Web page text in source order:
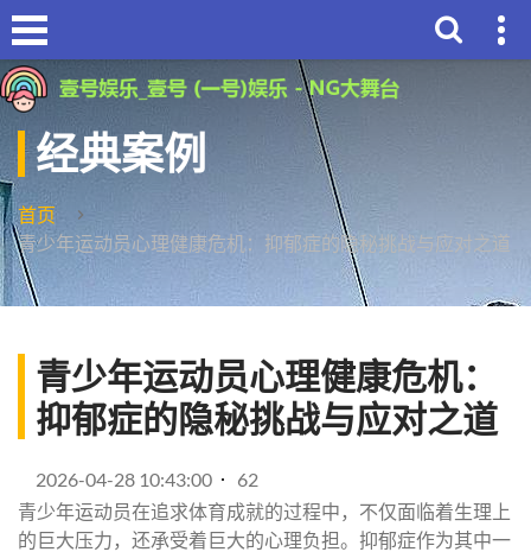
经典案例
首页
青少年运动员心理健康危机：抑郁症的隐秘挑战与应对之道
青少年运动员心理健康危机：
抑郁症的隐秘挑战与应对之道
2026-04-28 10:43:00
62
青少年运动员在追求体育成就的过程中，不仅面临着生理上
的巨大压力，还承受着巨大的心理负担。抑郁症作为其中一